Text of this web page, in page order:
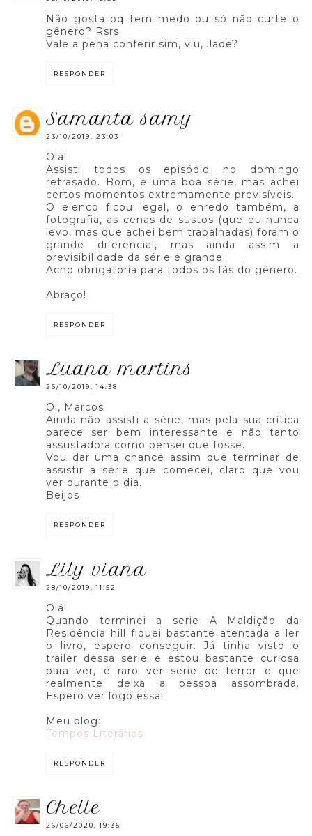
Não gosta pq tem medo ou só não curte o
gênero? Rsrs
Vale a pena conferir sim, viu, Jade?
RESPONDER
samanta samy
23/10/2019, 23:03
Olá!
Assisti todos os episódio no domingo
retrasado. Bom, é uma boa série, mas achei
certos momentos extremamente previsíveis.
O elenco ficou legal, o enredo também, a
fotografia, as cenas de sustos (que eu nunca
levo, mas que achei bem trabalhadas) foram o
grande diferencial, mas ainda assim a
previsibilidade da série é grande.
Acho obrigatória para todos os fãs do gênero.
Abraço!
RESPONDER
luana martins
26/10/2019, 14:38
Oi, Marcos
Ainda não assisti a série, mas pela sua crítica
parece ser bem interessante e não tanto
assustadora como pensei que fosse.
Vou dar uma chance assim que terminar de
assistir a série que comecei, claro que vou
ver durante o dia.
Beijos
RESPONDER
lily viana
28/10/2019, 11:52
Olá!
Quando terminei a serie A Maldição da
Residência hill fiquei bastante atentada a ler
o livro, espero conseguir. Já tinha visto o
trailer dessa serie e estou bastante curiosa
para ver, é raro ver serie de terror e que
realmente deixa a pessoa assombrada.
Espero ver logo essa!
Meu blog:
Tempos Literários
RESPONDER
chelle
26/06/2020, 19:35